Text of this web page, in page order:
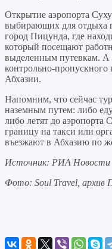
Открытие аэропорта
выбирающих для отдыха
город Пицунда, где
который посещают
выделенным путевкам. А
контрольно-
Абхазии.
Напомним, что сейчас
наземным путем: либо
либо летят до аэропорта
границу на такси или
въезжают в Абхазию по
Источник: РИА Новости
Фото: Soul Travel,